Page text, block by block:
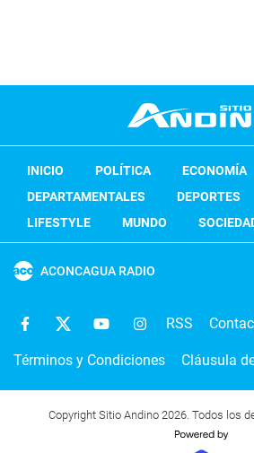
INICIO POLÍTICA ECONOMÍA
DEPARTAMENTALES
DEPORTES
LIFESTYLE
MUNDO
ACONCAGUA RADIO
RSS
Términos y Condiciones Cláusula
Copyright Sitio Andino 2026. Todos los